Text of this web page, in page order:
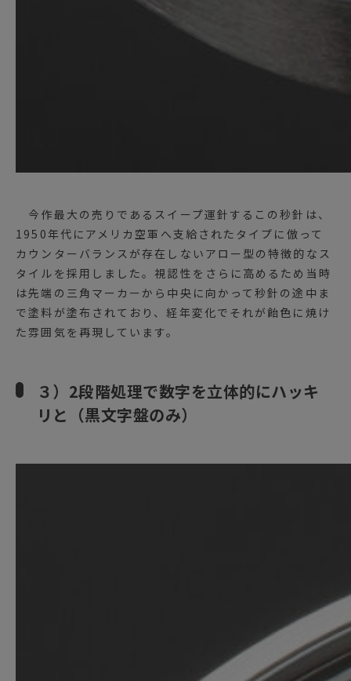
今作最大の売りであるスイープ運針するこの秒針は、
1950年代にアメリカ空軍へ支給されたタイプに倣って
カウンターバランスが存在しないアロー型の特徴的なス
タイルを採用しました。視認性をさらに高めるため当時
は先端の三角マーカーから中央に向かって秒針の途中ま
で塗料が塗布されており、経年変化でそれが飴色に焼け
た雰囲気を再現しています。
３）2段階処理で数字を立体的にハッキ
リと（黒文字盤のみ）